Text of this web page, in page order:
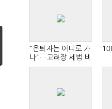
"은퇴자는 어디로 가
나"…고려장 세법 비
판 확산